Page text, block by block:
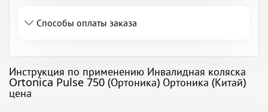
Способы оплаты заказа
Инструкция по применению Инвалидная коляска
Ortonica Pulse 750 (Ортоника) Ортоника (Китай)
цена